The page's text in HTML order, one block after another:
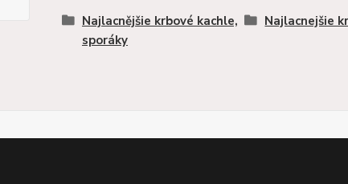
Najlacnějšie krbové kachle,
sporáky
Najlacnejšie